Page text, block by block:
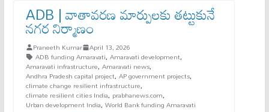
ADB | వాతావరణ మార్పులకు తట్టుకునే
నగర నిర్మాణం
Praneeth Kumar April 13, 2026
ADB funding Amaravati, Amaravati development,
Amaravati infrastructure, Amaravati news,
Andhra Pradesh capital project, AP government projects,
climate change resilient infrastructure,
climate resilient cities India, prabhanews.com,
Urban development India, World Bank funding Amaravati